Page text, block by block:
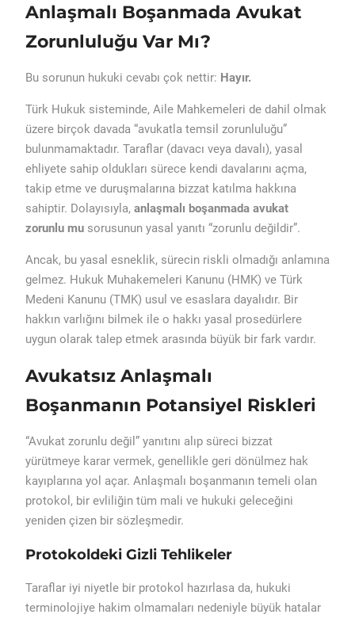
Anlaşmalı Boşanmada Avukat
Zorunluluğu Var Mı?
Bu sorunun hukuki cevabı çok nettir: Hayır.
Türk Hukuk sisteminde, Aile Mahkemeleri de dahil olmak
üzere birçok davada “avukatla temsil zorunluluğu”
bulunmamaktadır. Taraflar (davacı veya davalı), yasal
ehliyete sahip oldukları sürece kendi davalarını açma,
takip etme ve duruşmalarına bizzat katılma hakkına
sahiptir. Dolayısıyla, anlaşmalı boşanmada avukat
zorunlu musorusunun yasal yanıtı “zorunlu değildir”.
Ancak, bu yasal esneklik, sürecin riskli olmadığı anlamına
gelmez. Hukuk Muhakemeleri Kanunu (HMK) ve Türk
Medeni Kanunu (TMK) usul ve esaslara dayalıdır. Bir
hakkın varlığını bilmek ile o hakkı yasal prosedürlere
uygun olarak talep etmek arasında büyük bir fark vardır.
Avukatsız Anlaşmalı
Boşanmanın Potansiyel Riskleri
“Avukat zorunlu değil” yanıtını alıp süreci bizzat
yürütmeye karar vermek, genellikle geri dönülmez hak
kayıplarına yol açar. Anlaşmalı boşanmanın temeli olan
protokol, bir evliliğin tüm mali ve hukuki geleceğini
yeniden çizen bir sözleşmedir.
Protokoldeki Gizli Tehlikeler
Taraflar iyi niyetle bir protokol hazırlasa da, hukuki
terminolojiye hakim olmamaları nedeniyle büyük hatalar